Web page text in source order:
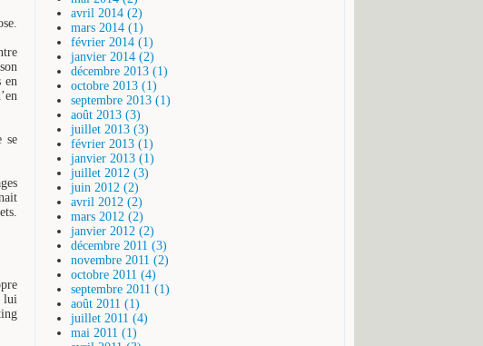
en
se
lui
avril 2014 (2)
mars 2014 (1)
février 2014 (1)
janvier 2014 (2)
décembre 2013 (1)
octobre 2013 (1)
septembre 2013 (1)
août 2013 (3)
juillet 2013 (3)
février 2013 (1)
janvier 2013 (1)
juillet 2012 (3)
juin 2012 (2)
avril 2012 (2)
mars 2012 (2)
janvier 2012 (2)
décembre 2011 (3)
novembre 2011 (2)
octobre 2011 (4)
septembre 2011 (1)
août 2011 (1)
juillet 2011 (4)
mai 2011 (1)